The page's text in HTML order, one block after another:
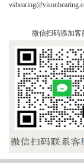
微信扫码添加客